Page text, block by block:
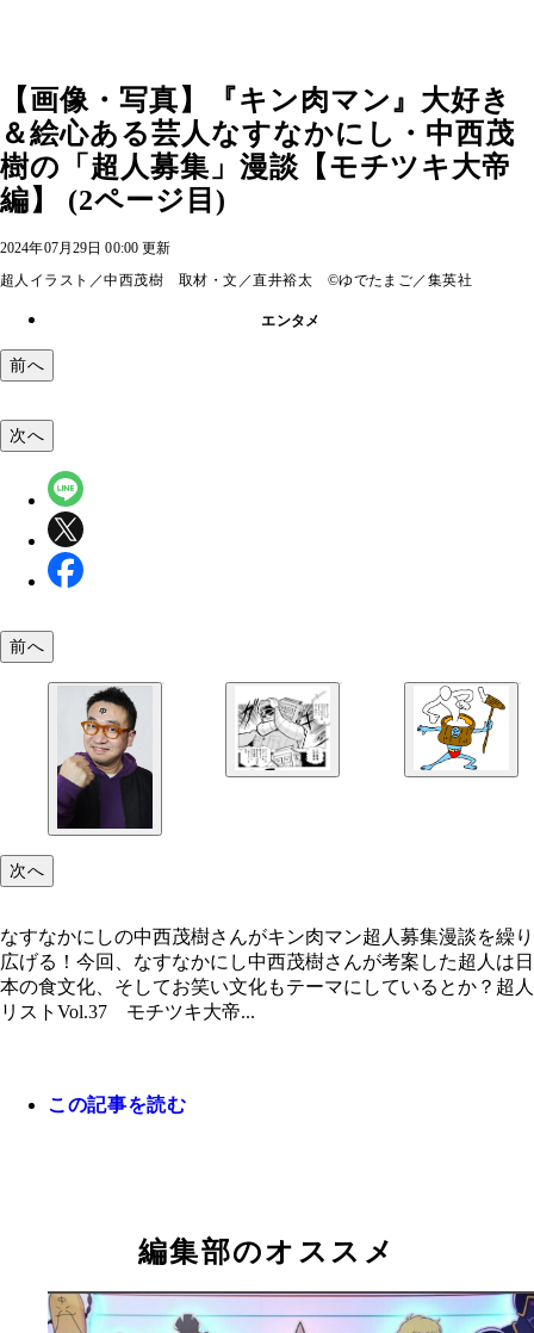
【画像・写真】『キン肉マン』大好き
＆絵心ある芸人なすなかにし・中西茂
樹の「超人募集」漫談【モチツキ大帝
編】 (2ページ目)
2024年07月29日 00:00 更新
超人イラスト／中西茂樹 取材・文／直井裕太 ©ゆでたまご／集英社
エンタメ
前へ
次へ
前へ
次へ
なすなかにしの中西茂樹さんがキン肉マン超人募集漫談を繰り
広げる！今回、なすなかにし中西茂樹さんが考案した超人は日
本の食文化、そしてお笑い文化もテーマにしているとか？超人
リストVol.37 モチツキ大帝...
この記事を読む
編集部のオススメ